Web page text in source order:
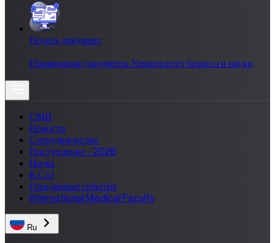
Подать документ
Применение документа Университет бизнеса и науки
СМИ
Новости
Сотрудничество
Поступление - 2026
Наука
К.С.О
Ожидаемые события
International Medical Faculty
Ru